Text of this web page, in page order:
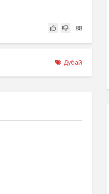
88
Дубай